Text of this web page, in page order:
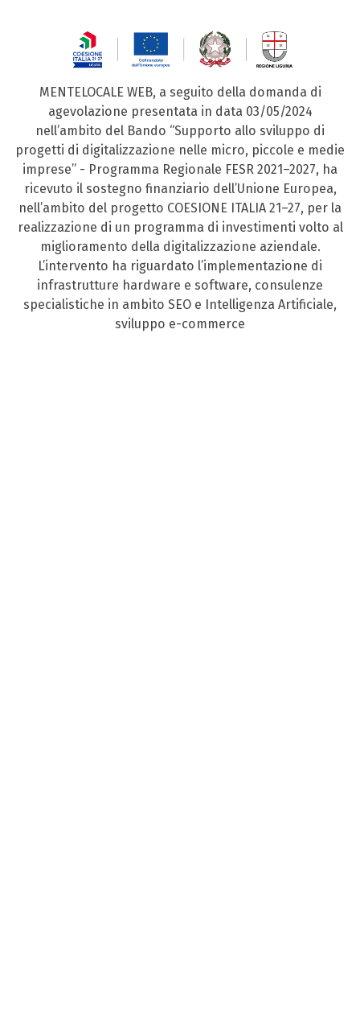
MENTELOCALE WEB, a seguito della domanda di
agevolazione presentata in data 03/05/2024
nell’ambito del Bando “Supporto allo sviluppo di
progetti di digitalizzazione nelle micro, piccole e medie
imprese” - Programma Regionale FESR 2021–2027, ha
ricevuto il sostegno finanziario dell’Unione Europea,
nell’ambito del progetto COESIONE ITALIA 21–27, per la
realizzazione di un programma di investimenti volto al
miglioramento della digitalizzazione aziendale.
L’intervento ha riguardato l’implementazione di
infrastrutture hardware e software, consulenze
specialistiche in ambito SEO e Intelligenza Artificiale,
sviluppo e-commerce